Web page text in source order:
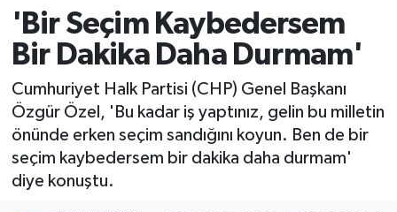
'Bir Seçim Kaybedersem
Bir Dakika Daha Durmam'
Cumhuriyet Halk Partisi (CHP) Genel Başkanı
Özgür Özel, 'Bu kadar iş yaptınız, gelin bu milletin
önünde erken seçim sandığını koyun. Ben de bir
seçim kaybedersem bir dakika daha durmam'
diye konuştu.
Trafik Durumu
Süper Lig Puan Durumu ve Fikstür
Tüm Manşetler
Son Dakika Haberleri
Haber Arşivi